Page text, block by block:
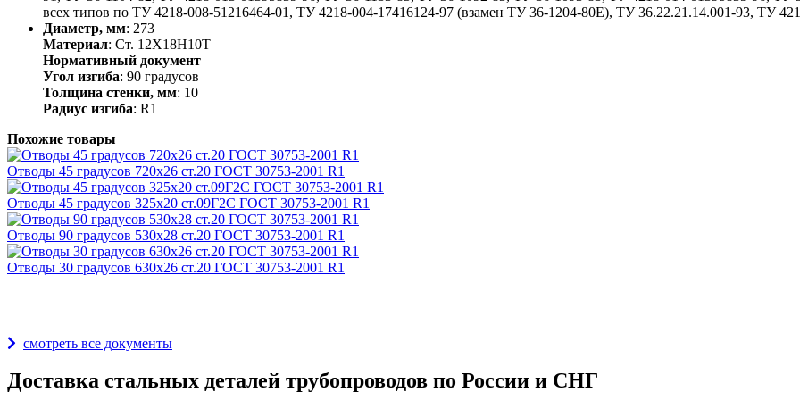
всех типов по ТУ 4218-008-51216464-01, ТУ 4218-004-17416124-97 (взамен ТУ 36-1204-80Е), ТУ 36.22.21.14.001-93, ТУ
Диаметр, мм: 273
Материал: Ст. 12Х18Н10Т
Нормативный документ
Угол изгиба: 90 градусов
Толщина стенки, мм: 10
Радиус изгиба: R1
Похожие товары
Отводы 45 градусов 720х26 ст.20 ГОСТ 30753-2001 R1
Отводы 45 градусов 325х20 ст.09Г2С ГОСТ 30753-2001 R1
Отводы 90 градусов 530х28 ст.20 ГОСТ 30753-2001 R1
Отводы 30 градусов 630х26 ст.20 ГОСТ 30753-2001 R1
смотреть все документы
Доставка стальных деталей трубопроводов по России и СНГ